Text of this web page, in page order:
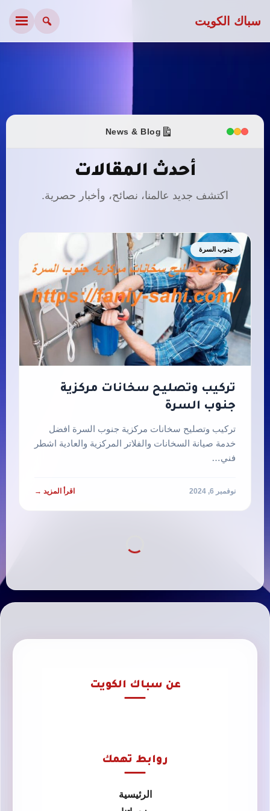
سباك الكويت
News & Blog
أحدث المقالات
اكتشف جديد عالمنا، نصائح، وأخبار حصرية.
جنوب السرة
تركيب وتصليح سخانات مركزية
جنوب السرة
تركيب وتصليح سخانات مركزية جنوب السرة افضل
خدمة صيانة السخانات والفلاتر المركزية والعادية اشطر
فني…
نوفمبر 6, 2024 اقرأ المزيد →
عن سباك الكويت
روابط تهمك
الرئيسية